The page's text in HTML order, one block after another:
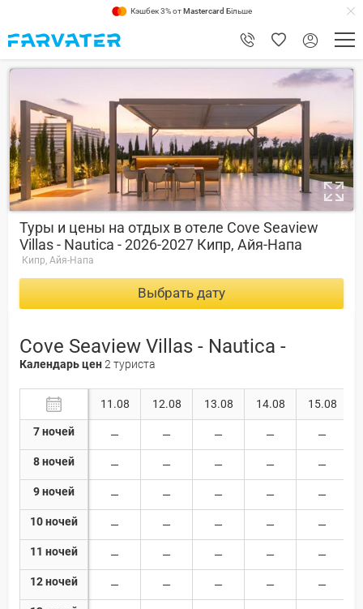
Кэшбек 3% отMastercard Більше
Туры и цены на отдых в отеле Cove Seaview
Villas - Nautica - 2026-2027 Кипр, Айя-Напа
Кипр, Айя-Напа
Выбрать дату
Cove Seaview Villas - Nautica -
Календарь цен2 туриста
7 ночей
8 ночей
9 ночей
10 ночей
11 ночей
12 ночей
11.08 12.08 13.08 14.08 15.08